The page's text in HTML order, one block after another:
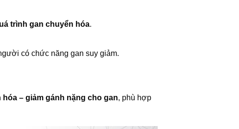
trình gan chuyển hóa.
có chức năng gan suy giảm.
– giảm gánh nặng cho gan, phù hợp